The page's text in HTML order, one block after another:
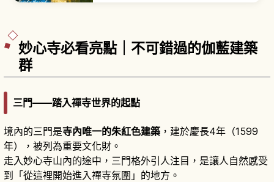
妙心寺必看亮點｜不可錯過的伽藍建築
群
三門——踏入禪寺世界的起點
境內的三門是寺內唯一的朱紅色建築 ，建於慶長4年（1599
年），被列為重要文化財。
走入妙心寺山內的途中，三門格外引人注目，是讓人自然感受
到「從這裡開始進入禪寺氛圍」的地方。